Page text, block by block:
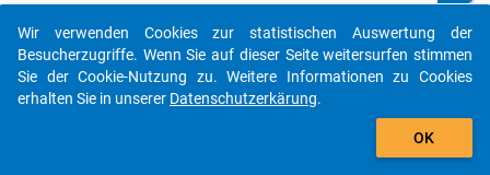
D09.1
auto_stories
add_shopping_cart
Wir verwenden Cookies zur statistischen Auswertung der
Besucherzugriffe. Wenn Sie auf dieser Seite weitersurfen stimmen
Sie der Cookie-Nutzung zu. Weitere Informationen zu Cookies
erhalten Sie in unserer Datenschutzerkärung.
OK